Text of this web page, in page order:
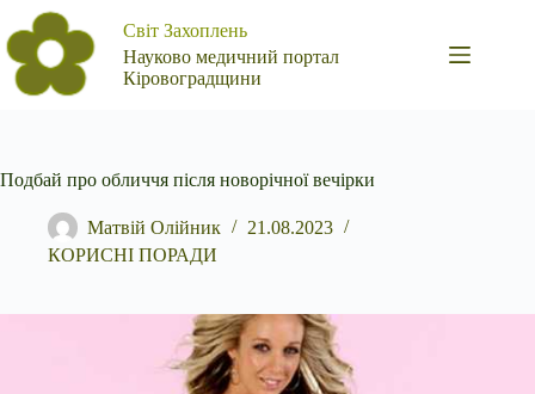
Перейти
до
вмісту
Світ Захоплень
Науково медичний портал
Кіровоградщини
Подбай про обличчя після новорічної вечірки
Матвій Олійник
21.08.2023
КОРИСНІ ПОРАДИ